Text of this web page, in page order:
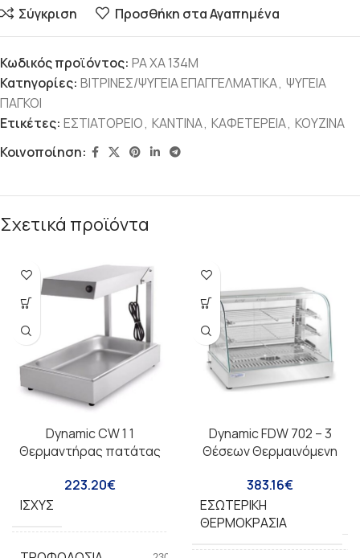
Σύγκριση Προσθήκη στα Αγαπημένα
Κωδικός προϊόντος: PA XA 134M
Κατηγορίες: ΒΙΤΡΙΝΕΣ/ΨΥΓΕΙΑ ΕΠΑΓΓΕΛΜΑΤΙΚΑ, ΨΥΓΕΙΑ
ΠΑΓΚΟΙ
Ετικέτες: ΕΣΤΙΑΤΟΡΕΙΟ, ΚΑΝΤΙΝΑ, ΚΑΦΕΤΕΡΕΙΑ, ΚΟΥΖΙΝΑ
Κοινοποίηση:
Σχετικά προϊόντα
Dynamic CW 1 1
Θερμαντήρας πατάτας
223.20€
ΙΣΧΎΣ
600W
Dynamic FDW 702 – 3
Θέσεων Θερμαινόμενη
383.16€
ΕΣΩΤΕΡΙΚΉ
ΘΕΡΜΟΚΡΑΣΊΑ